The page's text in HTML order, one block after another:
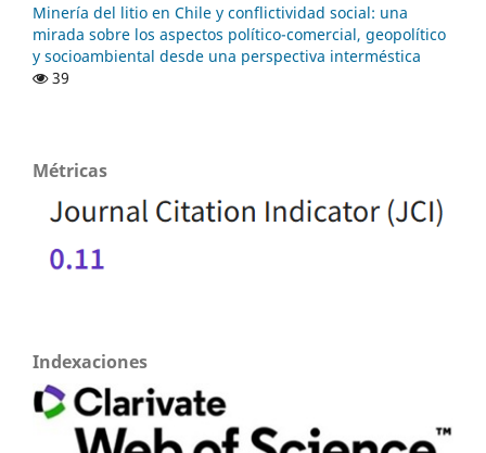
Minería del litio en Chile y conflictividad social: una
mirada sobre los aspectos político-comercial, geopolítico
y socioambiental desde una perspectiva interméstica
39
Métricas
Indexaciones